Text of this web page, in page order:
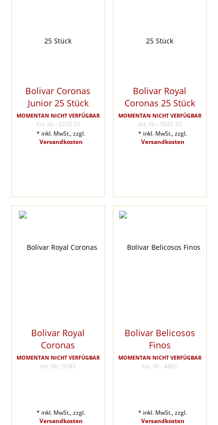
Bolivar Coronas
Junior 25 Stück
MOMENTAN NICHT VERFÜGBAR
Art. Nr.: 5233 25
* inkl. MwSt., zzgl.
Versandkosten
Bolivar Royal
Coronas 25 Stück
MOMENTAN NICHT VERFÜGBAR
Art. Nr.: 5045 25
* inkl. MwSt., zzgl.
Versandkosten
Bolivar Royal
Coronas
MOMENTAN NICHT VERFÜGBAR
Art. Nr.: 5045
* inkl. MwSt., zzgl.
Versandkosten
Bolivar Belicosos
Finos
MOMENTAN NICHT VERFÜGBAR
Art. Nr.: 4861
* inkl. MwSt., zzgl.
Versandkosten